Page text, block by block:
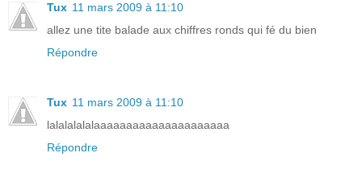
Tux 11 mars 2009 à 11:10
allez une tite balade aux chiffres ronds qui fé du bien
Répondre
Tux 11 mars 2009 à 11:10
lalalalalalaaaaaaaaaaaaaaaaaaaaa
Répondre